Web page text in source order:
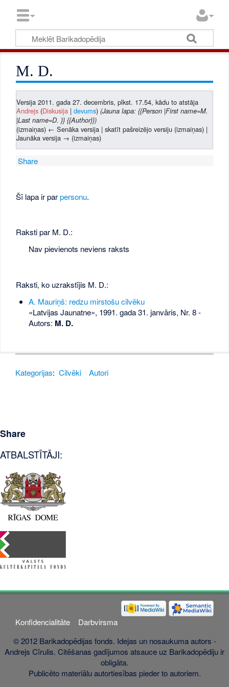
M. D.
Versija 2011. gada 27. decembris, plkst. 17.54, kādu to atstāja
Andrejs (Diskusija |devums) (Jauna lapa: {{Person |First name=M.
|Last name=D. }} {{Author}})
(izmaiņas) ← Senāka versija | skatīt pašreizējo versiju (izmaiņas) |
Jaunāka versija → (izmaiņas)
Share
Šī lapa ir parpersonu.
Raksti par M. D.:
Nav pievienots neviens raksts
Raksti, ko uzrakstījis M. D.:
A. Mauriņš: redzu mirstošu cilvēku
«Latvijas Jaunatne», 1991. gada 31. janvāris, Nr. 8-
Autors: M. D.
Kategorijas: Cilvēki Autori
Share
ATBALSTĪTĀJI:
Konfidencialitāte
Darbvirsma
© 2012 Barikadopēdijas fonds. Idejas un nosaukuma autors -
Andrejs Cīrulis. Citēšanas gadījumos atsauce uz Barikadopēdiju ir
obligāta.
Publicēto materiālu autortiesības pieder to autoriem.